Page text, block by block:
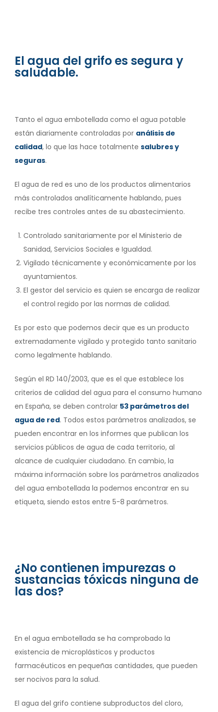
El agua del grifo es segura y
saludable.
Tanto el agua embotellada como el agua potable
están diariamente controladas por análisis de
calidad, lo que las hace totalmente salubres y
seguras.
El agua de red es uno de los productos alimentarios
más controlados analíticamente hablando, pues
recibe tres controles antes de su abastecimiento.
Controlado sanitariamente por el Ministerio de
Sanidad, Servicios Sociales e Igualdad.
Vigilado técnicamente y económicamente por los
ayuntamientos.
El gestor del servicio es quien se encarga de realizar
el control regido por las normas de calidad.
Es por esto que podemos decir que es un producto
extremadamente vigilado y protegido tanto sanitario
como legalmente hablando.
Según el RD 140/2003, que es el que establece los
criterios de calidad del agua para el consumo humano
en España, se deben controlar 53 parámetros del
agua de red. Todos estos parámetros analizados, se
pueden encontrar en los informes que publican los
servicios públicos de agua de cada territorio, al
alcance de cualquier ciudadano. En cambio, la
máxima información sobre los parámetros analizados
del agua embotellada la podemos encontrar en su
etiqueta, siendo estos entre 5-8 parámetros.
¿No contienen impurezas o
sustancias tóxicas ninguna de
las dos?
En el agua embotellada se ha comprobado la
existencia de microplásticos y productos
farmacéuticos en pequeñas cantidades, que pueden
ser nocivos para la salud.
El agua del grifo contiene subproductos del cloro,